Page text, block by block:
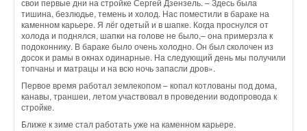
свои первые дни на стройке Сергей Дзензель. – Здесь была
тишина, безлюдье, темень и холод. Нас поместили в бараке на
каменном карьере. Я лёг одетый и в шапке. Когда проснулся от
холода и поднялся, шапки на голове не было,– она примерзла к
подоконнику. В бараке было очень холодно. Он был сколочен из
досок и рамы в окнах одинарные. На следующий день мы получили
топчаны и матрацы и на всю ночь запасли дров».
Первое время работал землекопом – копал котлованы под дома,
канавы, траншеи, летом участвовал в проведении водопровода к
стройке.
Ближе к зиме стал работать уже на каменном карьере.